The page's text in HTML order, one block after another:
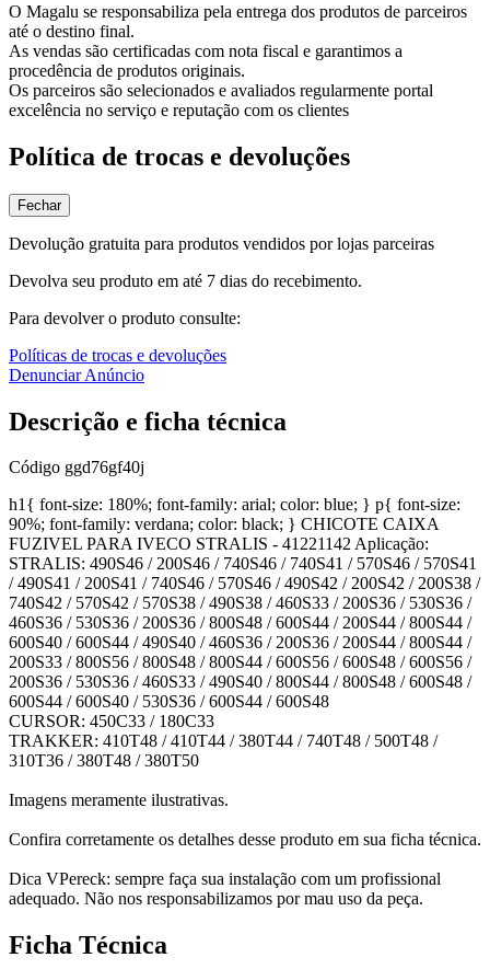
O Magalu se responsabiliza pela entrega dos produtos de parceiros
até o destino final.
As vendas são certificadas com nota fiscal e garantimos a
procedência de produtos originais.
Os parceiros são selecionados e avaliados regularmente portal
excelência no serviço e reputação com os clientes
Política de trocas e devoluções
Fechar
Devolução gratuita para produtos vendidos por lojas parceiras
Devolva seu produto em até 7 dias do recebimento.
Para devolver o produto consulte:
Políticas de trocas e devoluções
Denunciar Anúncio
Descrição e ficha técnica
Código ggd76gf40j
h1{ font-size: 180%; font-family: arial; color: blue; } p{ font-size:
90%; font-family: verdana; color: black; } CHICOTE CAIXA
FUZIVEL PARA IVECO STRALIS - 41221142 Aplicação:
STRALIS: 490S46 / 200S46 / 740S46 / 740S41 / 570S46 / 570S41
/ 490S41 / 200S41 / 740S46 / 570S46 / 490S42 / 200S42 / 200S38 /
740S42 / 570S42 / 570S38 / 490S38 / 460S33 / 200S36 / 530S36 /
460S36 / 530S36 / 200S36 / 800S48 / 600S44 / 200S44 / 800S44 /
600S40 / 600S44 / 490S40 / 460S36 / 200S36 / 200S44 / 800S44 /
200S33 / 800S56 / 800S48 / 800S44 / 600S56 / 600S48 / 600S56 /
200S36 / 530S36 / 460S33 / 490S40 / 800S44 / 800S48 / 600S48 /
600S44 / 600S40 / 530S36 / 600S44 / 600S48
CURSOR: 450C33 / 180C33
TRAKKER: 410T48 / 410T44 / 380T44 / 740T48 / 500T48 /
310T36 / 380T48 / 380T50
Imagens meramente ilustrativas.
Confira corretamente os detalhes desse produto em sua ficha técnica.
Dica VPereck: sempre faça sua instalação com um profissional
adequado. Não nos responsabilizamos por mau uso da peça.
Ficha Técnica